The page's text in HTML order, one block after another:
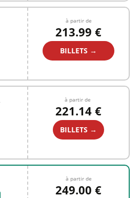
à partir de
213.99 €
BILLETS →
à partir de
221.14 €
BILLETS →
à partir de
249.00 €